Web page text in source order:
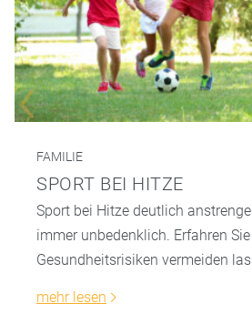
FAMILIE
SPORT BEI HITZE
Sport bei Hitze deutlich
immer unbedenklich. Erfahren
Gesundheitsrisiken vermeiden
mehr lesen